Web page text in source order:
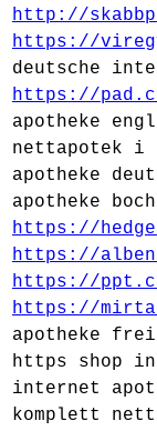
http://
https://
deutsche
https://
apotheke
nettapotek i
apotheke
apotheke
https://
https://
https://
https://
apotheke
https shop
internet
komplett